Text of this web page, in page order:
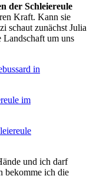
der Schleiereule
Kraft. Kann sie
schaut zunächst Julia
Landschaft um uns
und ich darf
bekomme ich die